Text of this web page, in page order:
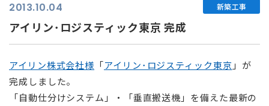
2013.10.04 新築工事
アイリン･ロジスティック東京 完成
アイリン株式会社様 「アイリン･ロジスティック東京 」が
完成しました。
「自動仕分けシステム」・「垂直搬送機」を備えた最新の